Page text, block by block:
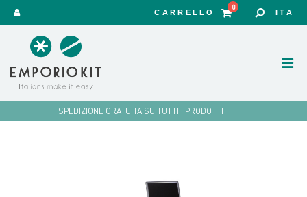
SPEDIZIONE GRATUITA SU TUTTI I PRODOTTI
CARRELLO
0
ITA